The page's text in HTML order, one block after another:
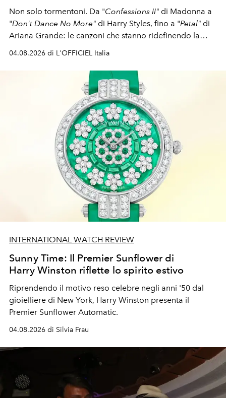
Non solo tormentoni. Da "Confessions II" di Madonna a
"Don't Dance No More" di Harry Styles, fino a "Petal" di
Ariana Grande: le canzoni che stanno ridefinendo la
04.08.2026 di L'OFFICIEL Italia
INTERNATIONAL WATCH REVIEW
Sunny Time: Il Premier Sunflower di
Harry Winston riflette lo spirito estivo
Riprendendo il motivo reso celebre negli anni '50 dal
gioielliere di New York, Harry Winston presenta il
Premier Sunflower Automatic.
04.08.2026 di Silvia Frau